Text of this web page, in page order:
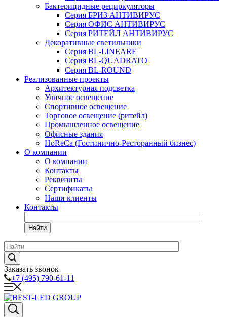
Бактерицидные рециркуляторы
Серия БРИЗ АНТИВИРУС
Серия ОФИС АНТИВИРУС
Серия РИТЕЙЛ АНТИВИРУС
Декоративные светильники
Серия BL-LINEARE
Серия BL-QUADRATO
Серия BL-ROUND
Реализованные проекты
Архитектурная подсветка
Уличное освещение
Спортивное освещение
Торговое освещение (ритейл)
Промышленное освещение
Офисные здания
HoReCa (Гостинично-Ресторанный бизнес)
О компании
О компании
Контакты
Реквизиты
Сертификаты
Наши клиенты
Контакты
Найти
Заказать звонок
+7 (495) 790-61-11